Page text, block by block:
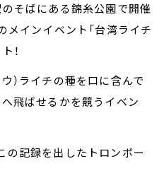
そばにある錦糸公園で開催
メインイベント「台湾ライチ
！
）ライチの種を口に含んで
飛ばせるかを競うイベン
の記録を出したトロンボー